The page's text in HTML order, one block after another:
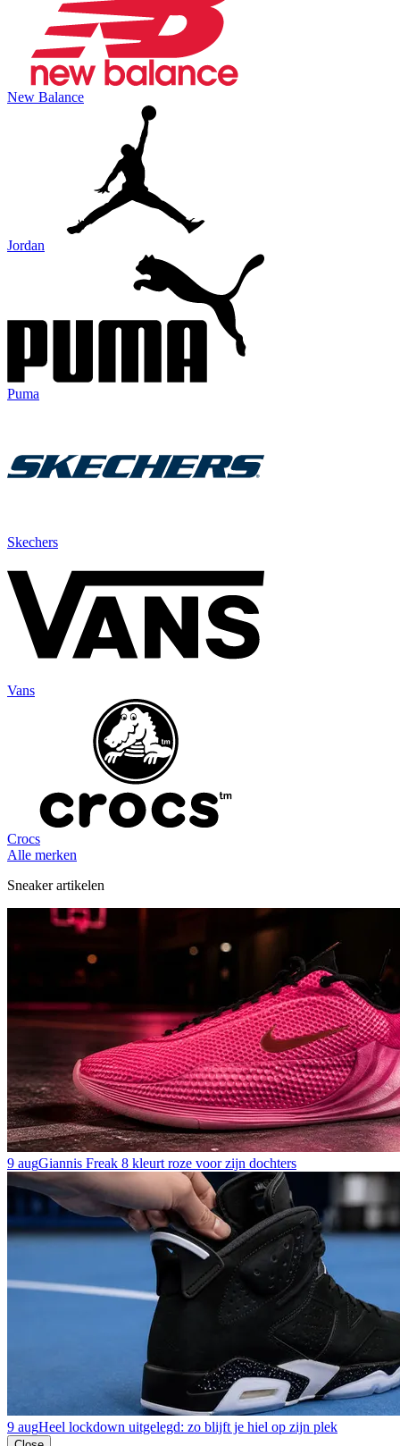
New Balance
Jordan
Puma
Skechers
Vans
Crocs
Alle merken
Sneaker artikelen
9 augGiannis Freak 8 kleurt roze voor zijn dochters
9 augHeel lockdown uitgelegd: zo blijft je hiel op zijn plek